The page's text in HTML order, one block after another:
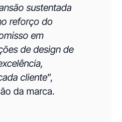
sustentada
reforço do
em
de design de
cliente”,
da marca.